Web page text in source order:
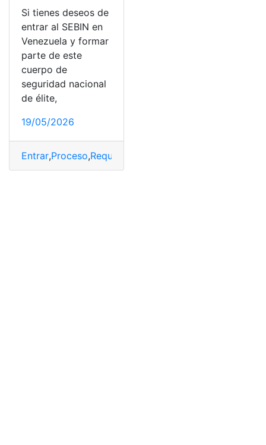
Si tienes deseos de
entrar al SEBIN en
Venezuela y formar
parte de este
cuerpo de
seguridad nacional
de élite,
19/05/2026
Entrar,Proceso,Requisitos